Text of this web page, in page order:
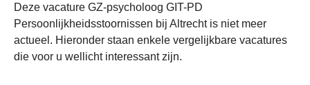
Deze vacature GZ-psycholoog GIT-PD
Persoonlijkheidsstoornissen bij Altrecht is niet meer
actueel. Hieronder staan enkele vergelijkbare vacatures
die voor u wellicht interessant zijn.